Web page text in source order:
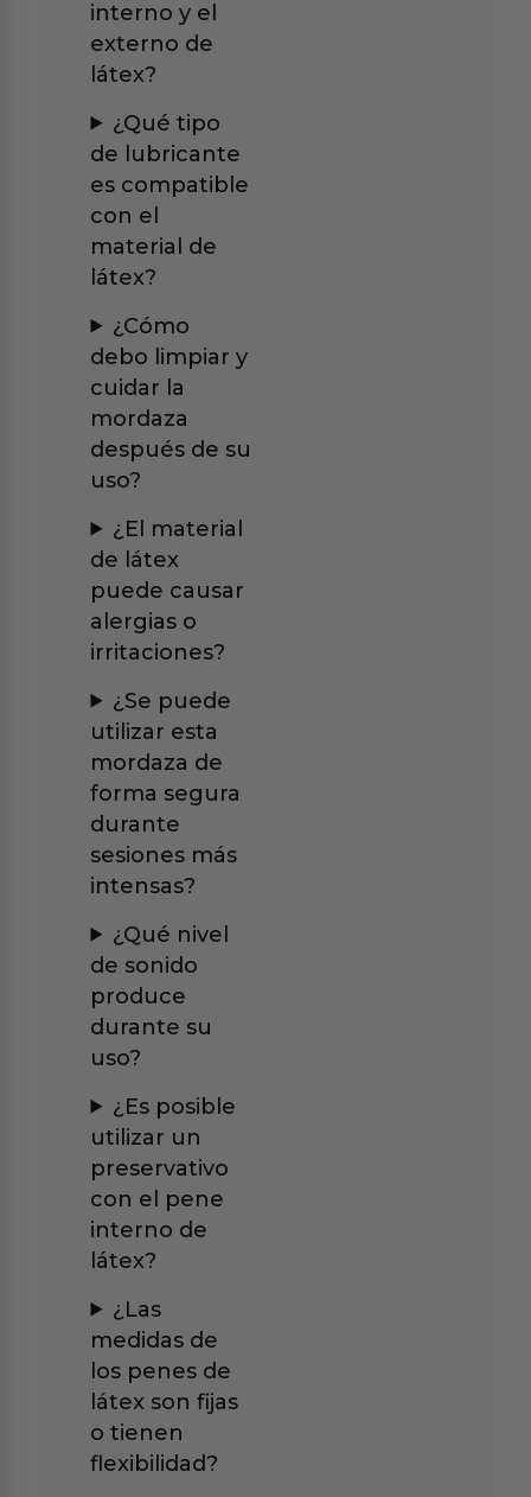
interno y el
externo de
látex?
¿Qué tipo
de lubricante
es compatible
con el
material de
látex?
¿Cómo
debo limpiar y
cuidar la
mordaza
después de su
uso?
¿El material
de látex
puede causar
alergias o
irritaciones?
¿Se puede
utilizar esta
mordaza de
forma segura
durante
sesiones más
intensas?
¿Qué nivel
de sonido
produce
durante su
uso?
¿Es posible
utilizar un
preservativo
con el pene
interno de
látex?
¿Las
medidas de
los penes de
látex son fijas
o tienen
flexibilidad?